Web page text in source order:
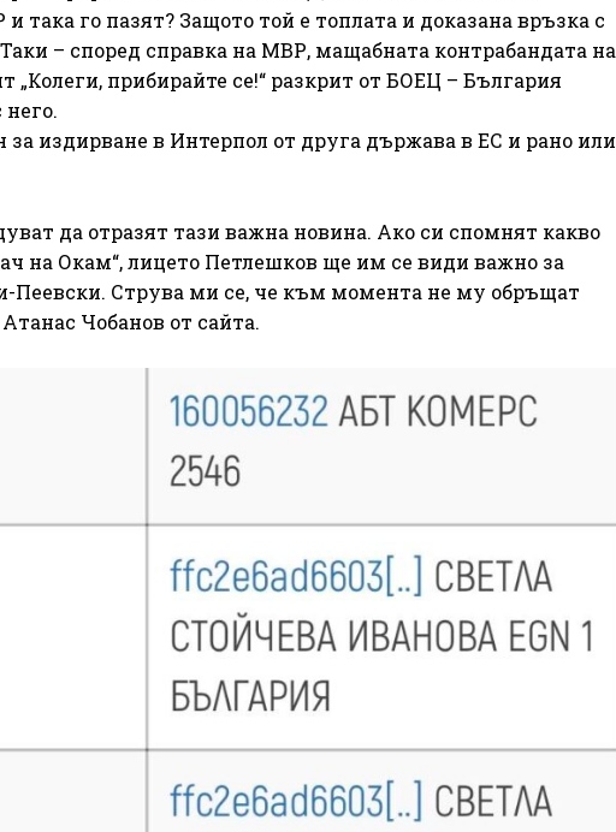
така го пазят? Защото той е топлата и доказана връзка с
– според справка на МВР, мащабната контрабандата на
„Колеги, прибирайте се!“ разкрит от БОЕЦ – България
за издирване в Интерпол от друга държава в ЕС и рано или
да отразят тази важна новина. Ако си спомнят какво
на Окам“, лицето Петлешков ще им се види важно за
Пеевски. Струва ми се, че към момента не му обръщат
Чобанов от сайта.